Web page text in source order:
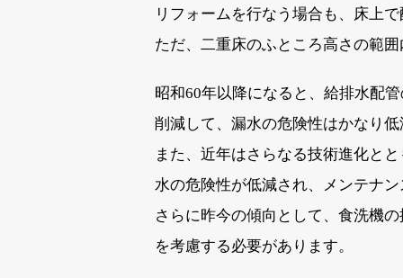
リフォームを行なう場合も、床上
ただ、二重床のふところ高さの範
昭和60年以降になると、給排水配
削減して、漏水の危険性はかなり
また、近年はさらなる技術進化と
水の危険性が低減され、メンテナ
さらに昨今の傾向として、食洗機
を考慮する必要があります。